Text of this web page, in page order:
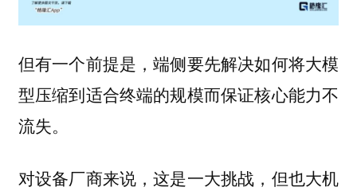
但有一个前提是，端侧要先解决如何将大模
型压缩到适合终端的规模而保证核心能力不
流失。
对设备厂商来说，这是一大挑战，但也大机